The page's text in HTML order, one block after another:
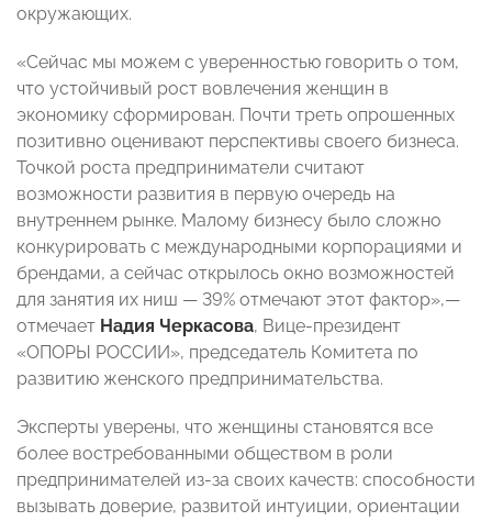
окружающих.
«Сейчас мы можем с уверенностью говорить о том,
что устойчивый рост вовлечения женщин в
экономику сформирован. Почти треть опрошенных
позитивно оценивают перспективы своего бизнеса.
Точкой роста предприниматели считают
возможности развития в первую очередь на
внутреннем рынке. Малому бизнесу было сложно
конкурировать с международными корпорациями и
брендами, а сейчас открылось окно возможностей
для занятия их ниш — 39% отмечают этот фактор»,—
отмечает Надия Черкасова, Вице-президент
«ОПОРЫ РОССИИ», председатель Комитета по
развитию женского предпринимательства.
Эксперты уверены, что женщины становятся все
более востребованными обществом в роли
предпринимателей из-за своих качеств: способности
вызывать доверие, развитой интуиции, ориентации